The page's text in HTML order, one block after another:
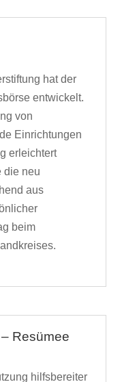
hat der
entwickelt.
von
Einrichtungen
erleichtert
die neu
aus
beim
Resümee
hilfsbereiter